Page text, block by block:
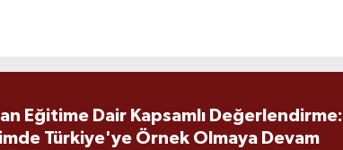
Eğitime Dair Kapsamlı Değerlendirme:
Türkiye'ye Örnek Olmaya Devam